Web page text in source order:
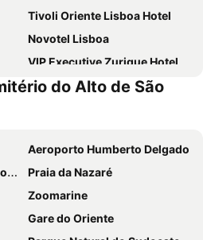
Tivoli Oriente Lisboa Hotel
Novotel Lisboa
VIP Executive Zurique Hotel
Holiday Inn Express Lisbon - Alfragide by IHG
Holiday Inn Express Lisbon - Oeiras By Ihg
ibis Lisboa Jose Malhoa
Stay Hotel Lisboa Aeroporto
Universo Romantico
do Alto de São
Aeroporto Humberto Delgado
Praia da Nazaré
Zoomarine
Gare do Oriente